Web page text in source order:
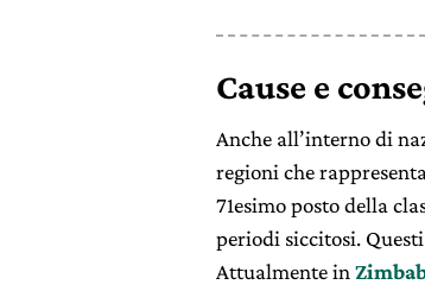
Cause e
Anche all’interno di
regioni che
71esimo posto della
periodi siccitosi.
Attualmente in